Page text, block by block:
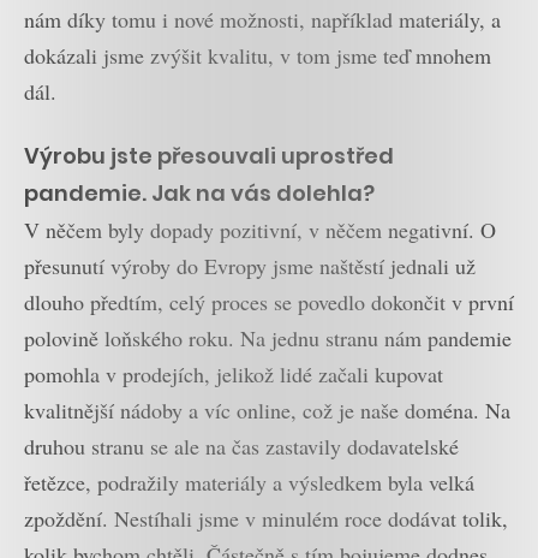
nám díky tomu i nové možnosti, například materiály, a
dokázali jsme zvýšit kvalitu, v tom jsme teď mnohem
dál.
Výrobu jste přesouvali uprostřed
pandemie. Jak na vás dolehla?
V něčem byly dopady pozitivní, v něčem negativní. O
přesunutí výroby do Evropy jsme naštěstí jednali už
dlouho předtím, celý proces se povedlo dokončit v první
polovině loňského roku. Na jednu stranu nám pandemie
pomohla v prodejích, jelikož lidé začali kupovat
kvalitnější nádoby a víc online, což je naše doména. Na
druhou stranu se ale na čas zastavily dodavatelské
řetězce, podražily materiály a výsledkem byla velká
zpoždění. Nestíhali jsme v minulém roce dodávat tolik,